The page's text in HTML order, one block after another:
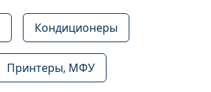
Кондиционеры
Принтеры, МФУ